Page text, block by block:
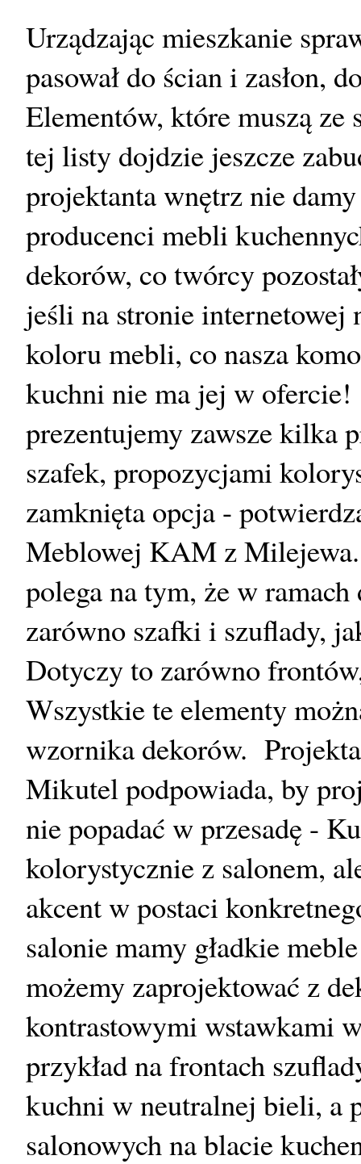
Urządzając mieszkanie
pasował do ścian i zasłon,
Elementów, które muszą ze
tej listy dojdzie jeszcze
projektanta wnętrz nie
producenci mebli
dekorów, co twórcy
jeśli na stronie internetowej
koloru mebli, co nasza
kuchni nie ma jej w
prezentujemy zawsze kilka
szafek, propozycjami
zamknięta opcja -
Meblowej KAM z Milejewa.
polega na tym, że w
zarówno szafki i szuflady,
Dotyczy to zarówno
Wszystkie te elementy
wzornika dekorów.
Mikutel podpowiada, by
nie popadać w przesadę -
kolorystycznie z salonem,
akcent w postaci
salonie mamy gładkie
możemy zaprojektować z
kontrastowymi wstawkami
przykład na frontach
kuchni w neutralnej bieli, a
salonowych na blacie